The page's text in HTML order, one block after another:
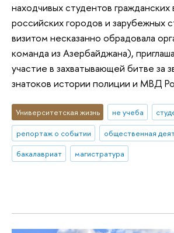
находчивых студентов гражданских
российских городов и зарубежных
визитом несказанно обрадовала
команда из Азербайджана),
участие в захватывающей битве за
знатоков истории полиции и МВД
Университетская жизнь не учеба
репортаж о событии
общественная
бакалавриат
магистратура